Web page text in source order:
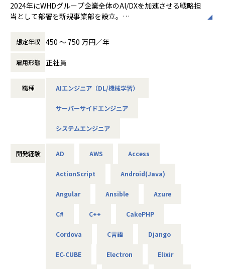
2024年にWHDグループ企業全体のAI/DXを加速させる戦略担
当として部署を新規事業部を設立。
える多様なビジネス課題に対し、AIを活用したシステム開発
を通じて事業価値の最大化に貢献しています。また外部クラ
イアントの案件も拡大中です。
現在、当部署は10名超の精鋭でAI/DX事業のシステム開発を
ーズは急速に拡大しており、さらなる事業拡大に向けて増員
AIやDXの知見は問わず、ご興味と意欲のある方にぜひ参画い
・大手企業、グループ会社に向けたAIソリューションの開発
・AWSやPythonを用いたAIアプリケーションの作成
・データ基盤の構築並びにデータ活用によるDX化の提案
想定年収 450 〜 750 万円／年
雇用形態 正社員
職種 AIエンジニア（DL/機械学習）
サーバーサイドエンジニア
システムエンジニア
開発経験 AD AWS Access
ActionScript Android(Java)
Angular Ansible Azure
C# C++ CakePHP
Cordova C言語 Django
EC-CUBE Electron Elixir